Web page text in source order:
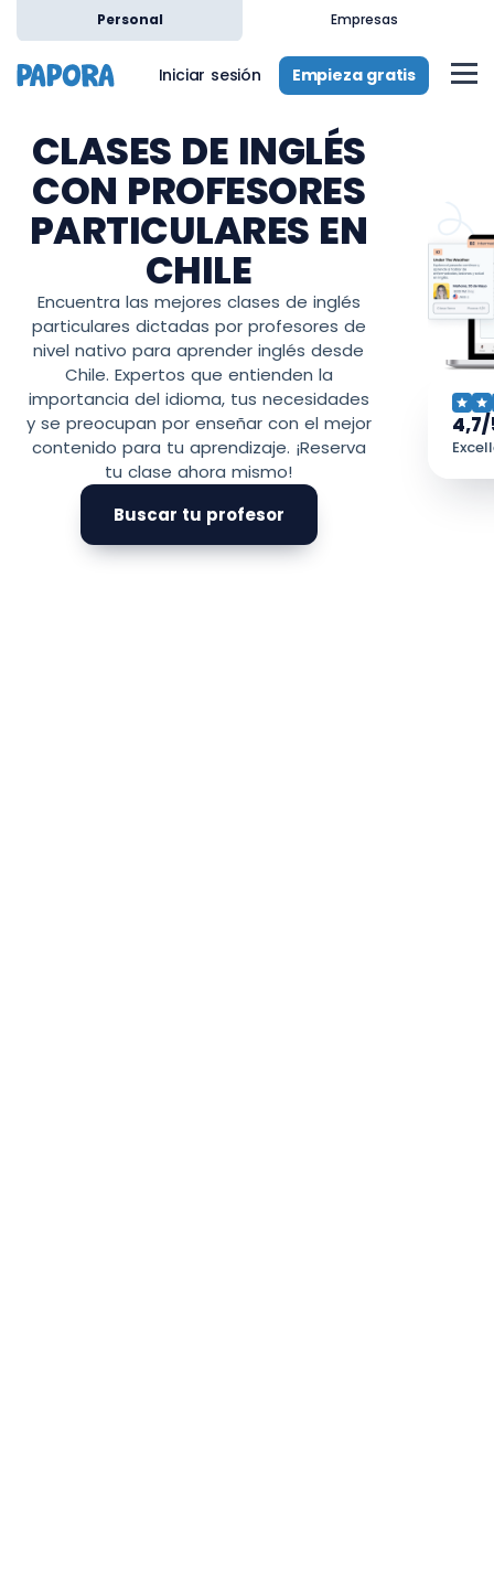
Personal Empresas
Iniciar sesión Empieza gratis
CLASES DE INGLÉS
CON PROFESORES
PARTICULARES EN
CHILE
Encuentra las mejores clases de inglés
particulares dictadas por profesores de
nivel nativo para aprender inglés desde
Chile. Expertos que entienden la
importancia del idioma, tus necesidades
y se preocupan por enseñar con el mejor
contenido para tu aprendizaje. ¡Reserva
tu clase ahora mismo!
Buscar tu profesor